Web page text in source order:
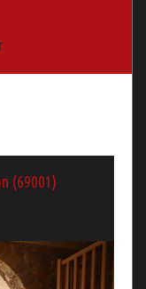
(69001)